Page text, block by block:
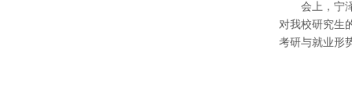
会上，宁
对我校研究生
考研与就业形